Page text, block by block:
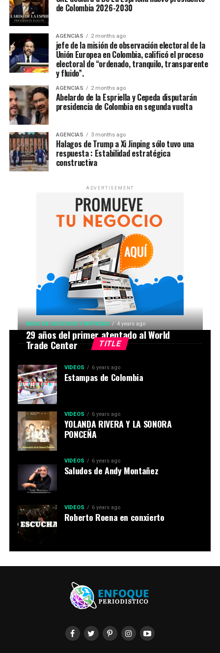
de Colombia 2026-2030
AGENCIAS 2 months ago
jefe de la misión de observación electoral de la
Unión Europea en Colombia, calificó el proceso
electoral de “ordenado, tranquilo, transparente
y fluido”.
AGENCIAS 2 months ago
Abelardo de la Espriella y Cepeda disputarán
presidencia de Colombia en segunda vuelta
AGENCIAS 3 months ago
Halagos de Trump a Xi Jinping sólo tuvo una
respuesta : Estabilidad estratégica
constructiva
ADVERTISEMENT
TITLE
BLOG DE SUCESOS Y NOTICIAS 4 years ago
29 años del primer atentado al World
Trade Center
VIDEOS 6 years ago
Estampas de Colombia
VIDEOS 6 years ago
YOLANDA RIVERA Y LA SONORA
PONCEÑA
VIDEOS 6 years ago
Saludos de Andy Montañez
VIDEOS 6 years ago
Roberto Roena en conxierto